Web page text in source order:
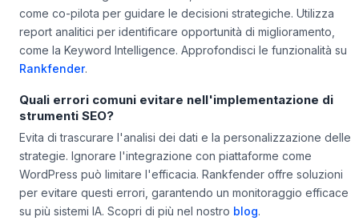
come co-pilota per guidare le decisioni strategiche. Utilizza
report analitici per identificare opportunità di miglioramento,
come la Keyword Intelligence. Approfondisci le funzionalità su
Rankfender.
Quali errori comuni evitare nell'implementazione di
strumenti SEO?
Evita di trascurare l'analisi dei dati e la personalizzazione delle
strategie. Ignorare l'integrazione con piattaforme come
WordPress può limitare l'efficacia. Rankfender offre soluzioni
per evitare questi errori, garantendo un monitoraggio efficace
su più sistemi IA. Scopri di più nel nostro blog.